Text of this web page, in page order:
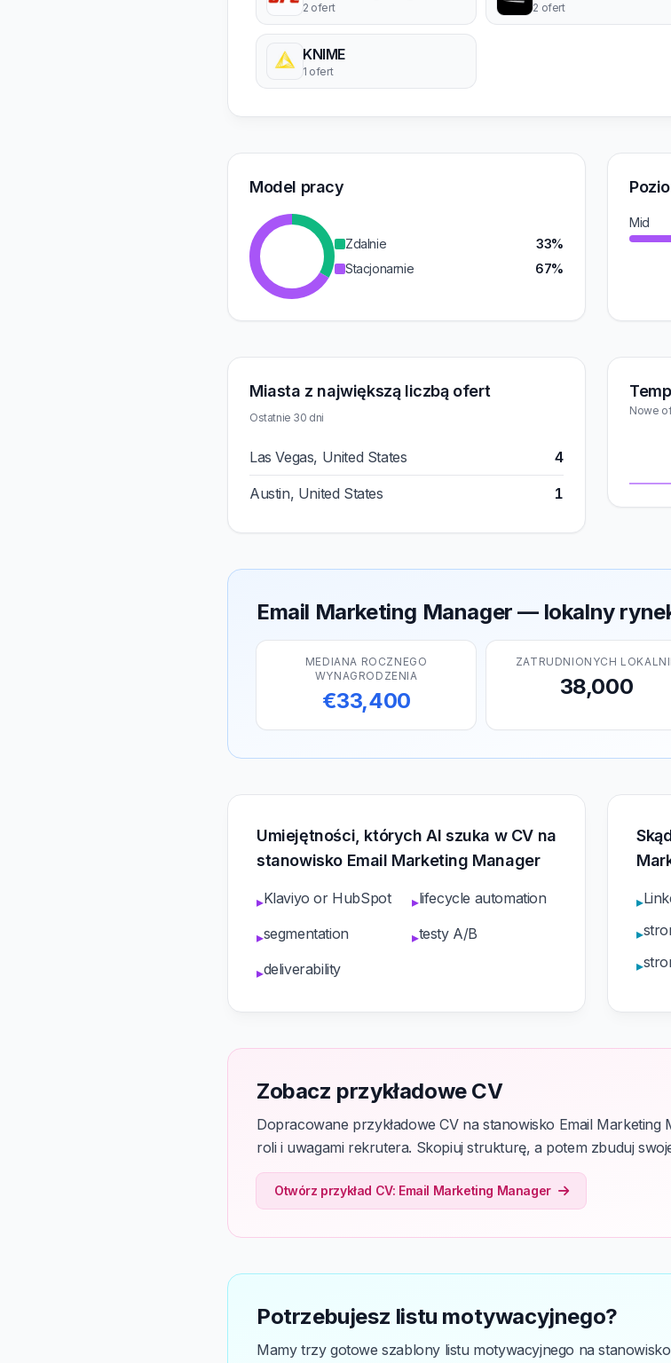
2 ofert 2 ofert
KNIME
1 ofert
Model pracy
Zdalnie
33%
Stacjonarnie
67%
Mid
Miasta z największą liczbą ofert
Ostatnie 30 dni
Las Vegas, United States 4
Austin, United States 1
Nowe
Email Marketing Manager — lokalny
MEDIANA ROCZNEGO
WYNAGRODZENIA
€33,400
ZATRUDNIONYCH
38,000
Umiejętności, których AI szuka w CV na
stanowisko Email Marketing Manager
▸Klaviyo or HubSpot ▸lifecycle automation
▸segmentation ▸testy A/B
▸deliverability
▸
▸
▸
Zobacz przykładowe CV
Dopracowane przykładowe CV na stanowisko Email
roli i uwagami rekrutera. Skopiuj strukturę, a potem zbuduj
Otwórz przykład CV: Email Marketing Manager
Potrzebujesz listu motywacyjnego?
Mamy trzy gotowe szablony listu motywacyjnego na